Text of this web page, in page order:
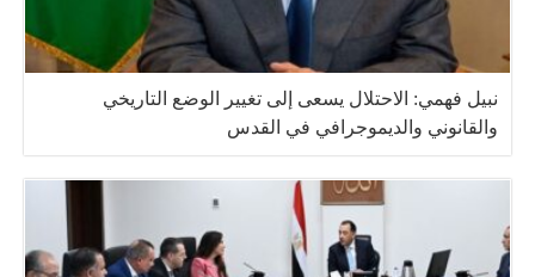
نبيل فهمي: الاحتلال يسعى إلى تغيير الوضع التاريخي
والقانوني والديموجرافي في القدس